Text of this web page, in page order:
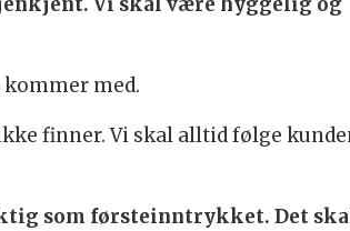
med.
finner. Vi skal alltid følge
som førsteinntrykket. Det